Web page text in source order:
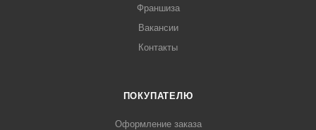
Франшиза
Вакансии
Контакты
ПОКУПАТЕЛЮ
Оформление заказа